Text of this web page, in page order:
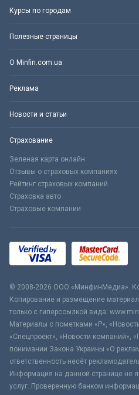
Курсы по городам
Полезные страницы
О Minfin.com.ua
Реклама
Новости и статьи
Страхование
Зеленая карта онлайн
Отзывы о страховых компаниях
Рейтинг страховых компаний
Страховка авто
Страховые компании
© 2008-2026 ООО «МинфинМедиа».
Копирование и размещение
только с гиперссылкой вида:
Материалы с пометками «Р»,
«Спецпроект», «Новости компаний»,
понимании Закона Украины «О
ответственность несёт
Информация на данной странице не
услуг. Проверенную банком